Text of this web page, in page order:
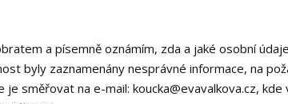
a písemně oznámím, zda a jaké osobní
byly zaznamenány nesprávné informace, na
směřovat na e-mail: koucka@evavalkova.cz,